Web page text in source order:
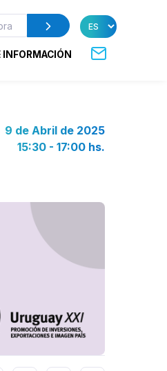
INFORMACIÓN
9 de Abril de 2025
15:30 - 17:00 hs.